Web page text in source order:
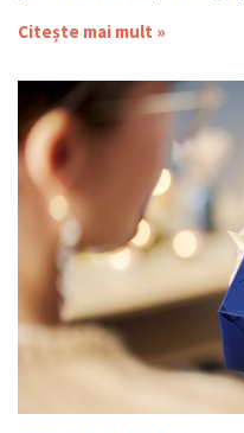
Citește mai mult »